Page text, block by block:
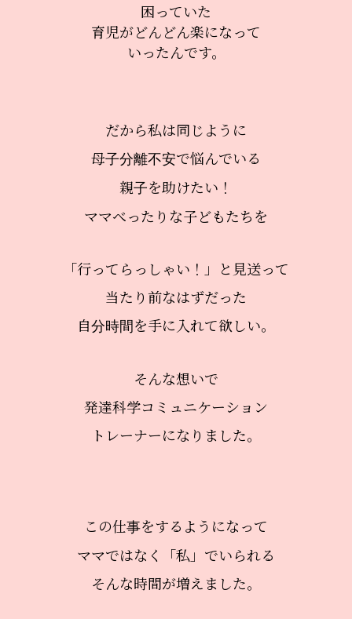
困っていた
育児がどんどん楽になって
いったんです。
だから私は同じように
母子分離不安で悩んでいる
親子を助けたい！
ママべったりな子どもたちを
「行ってらっしゃい！」と見送って
当たり前なはずだった
自分時間を手に入れて欲しい。
そんな想いで
発達科学コミュニケーション
トレーナーになりました。
この仕事をするようになって
ママではなく「私」でいられる
そんな時間が増えました。